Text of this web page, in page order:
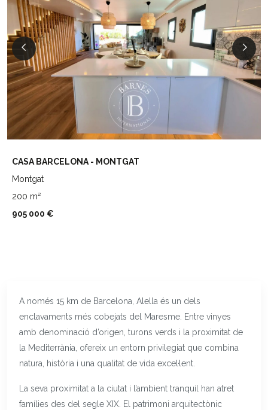
CASA BARCELONA - MONTGAT
Montgat
200 m²
905 000 €
A només 15 km de Barcelona, Alella és un dels
enclavaments més cobejats del Maresme. Entre vinyes
amb denominació d’origen, turons verds i la proximitat de
la Mediterrània, ofereix un entorn privilegiat que combina
natura, història i una qualitat de vida excel·lent.
La seva proximitat a la ciutat i l’ambient tranquil han atret
famílies des del segle XIX. El patrimoni arquitectònic